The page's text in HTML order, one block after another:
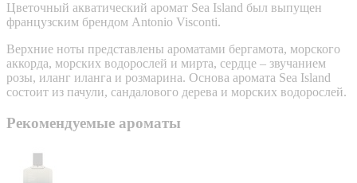
Цветочный акватический аромат Sea Island был выпущен
французским брендом Antonio Visconti.
Верхние ноты представлены ароматами бергамота, морского
аккорда, морских водорослей и мирта, сердце – звучанием
розы, иланг иланга и розмарина. Основа аромата Sea Island
состоит из пачули, сандалового дерева и морских водорослей.
Рекомендуемые ароматы